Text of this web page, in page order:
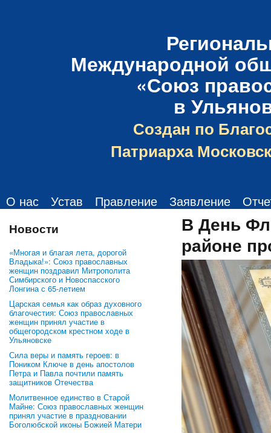
Международной
«Союз
в
Создан по
Патриарха
О нас Устав Правление Заявление
Новости
«Многая и благая лета, дорогой
Владыка!»: Союз православных
женщин поздравил Митрополита
Симбирского и Новоспасского
Лонгина с 65-летием
Царская семья как образ духовного
благочестия: Союз православных
женщин принял участие в
общегородском крестном ходе в
Ульяновске
Сила веры и память героев: в
Поником Ключе в день апостолов
Петра и Павла почтили память
защитников Отечества
Молитвенное единство в Старой
Майне: Союз православных женщин
принял участие в праздновании
Боголюбской иконы Божией Матери
В День
районе